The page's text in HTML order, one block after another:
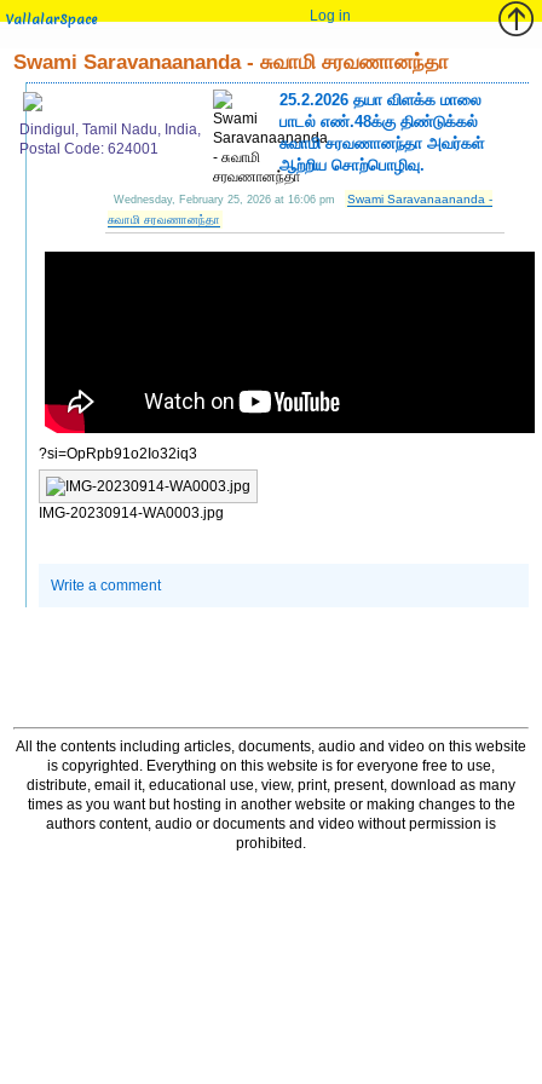
VallalarSpace Log in
Swami Saravanaananda - சுவாமி சரவணானந்தா
Dindigul, Tamil Nadu, India,
Postal Code: 624001
25.2.2026 தயா விளக்க மாலை
பாடல் எண்.48க்கு திண்டுக்கல்
சுவாமி சரவணானந்தா அவர்கள்
ஆற்றிய சொற்பொழிவு.
Wednesday, February 25, 2026 at 16:06 pm
Swami Saravanaananda -
சுவாமி சரவணானந்தா
?si=OpRpb91o2Io32iq3
IMG-20230914-WA0003.jpg
Write a comment
All the contents including articles, documents, audio and video on this website
is copyrighted. Everything on this website is for everyone free to use,
distribute, email it, educational use, view, print, present, download as many
times as you want but hosting in another website or making changes to the
authors content, audio or documents and video without permission is
prohibited.